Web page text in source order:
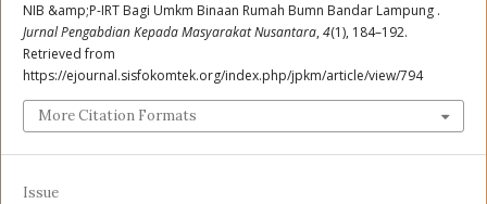
NIB &amp;P-IRT Bagi Umkm Binaan Rumah Bumn Bandar Lampung .
Jurnal Pengabdian Kepada Masyarakat Nusantara, 4(1), 184–192.
Retrieved from
https://ejournal.sisfokomtek.org/index.php/jpkm/article/view/794
More Citation Formats
Issue